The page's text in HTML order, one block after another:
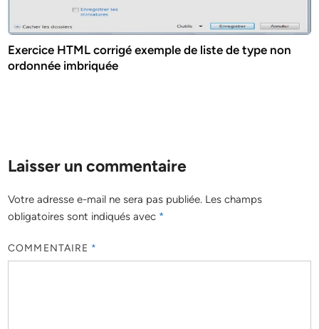
Exercice HTML corrigé exemple de liste de type non
ordonnée imbriquée
Laisser un commentaire
Votre adresse e-mail ne sera pas publiée. Les champs
obligatoires sont indiqués avec *
COMMENTAIRE *